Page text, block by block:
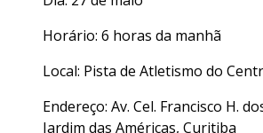
Horário: 6 horas da manhã
Local: Pista de Atletismo do
Endereço: Av. Cel. Francisco H.
Jardim das Américas, Curitiba